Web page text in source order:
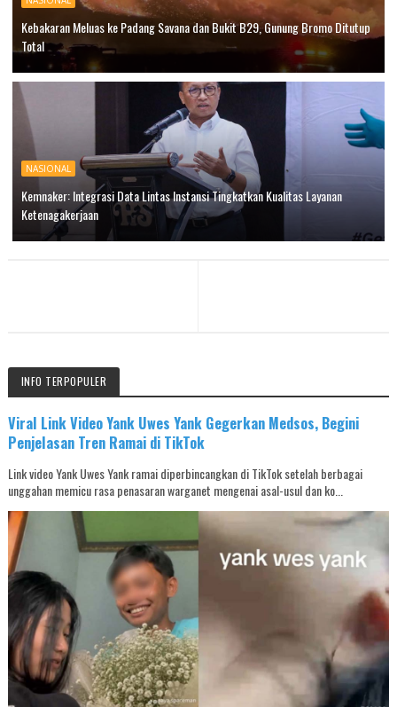
Kebakaran Meluas ke Padang Savana dan Bukit B29, Gunung Bromo Ditutup
Total
NASIONAL
Kemnaker: Integrasi Data Lintas Instansi Tingkatkan Kualitas Layanan
Ketenagakerjaan
INFO TERPOPULER
Viral Link Video Yank Uwes Yank Gegerkan Medsos, Begini
Penjelasan Tren Ramai di TikTok
Link video Yank Uwes Yank ramai diperbincangkan di TikTok setelah berbagai
unggahan memicu rasa penasaran warganet mengenai asal-usul dan ko...